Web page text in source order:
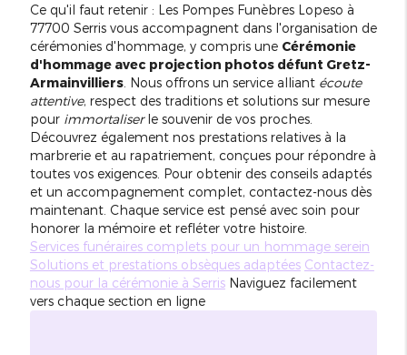
Ce qu'il faut retenir : Les Pompes Funèbres Lopeso à
77700 Serris vous accompagnent dans l'organisation de
cérémonies d'hommage, y compris une Cérémonie
d'hommage avec projection photos défunt Gretz-
Armainvilliers. Nous offrons un service alliant écoute
attentive, respect des traditions et solutions sur mesure
pour immortaliserle souvenir de vos proches.
Découvrez également nos prestations relatives à la
marbrerie et au rapatriement, conçues pour répondre à
toutes vos exigences. Pour obtenir des conseils adaptés
et un accompagnement complet, contactez-nous dès
maintenant. Chaque service est pensé avec soin pour
honorer la mémoire et refléter votre histoire.
Services funéraires complets pour un hommage serein
Solutions et prestations obsèques adaptées Contactez-
nous pour la cérémonie à SerrisNaviguez facilement
vers chaque section en ligne